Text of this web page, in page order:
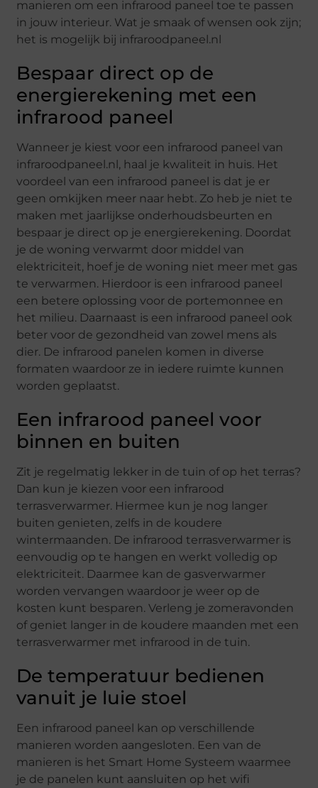
manieren om een infrarood paneel toe te passen
in jouw interieur. Wat je smaak of wensen ook zijn;
het is mogelijk bij infraroodpaneel.nl
Bespaar direct op de
energierekening met een
infrarood paneel
Wanneer je kiest voor een infrarood paneel van
infraroodpaneel.nl, haal je kwaliteit in huis. Het
voordeel van een infrarood paneel is dat je er
geen omkijken meer naar hebt. Zo heb je niet te
maken met jaarlijkse onderhoudsbeurten en
bespaar je direct op je energierekening. Doordat
je de woning verwarmt door middel van
elektriciteit, hoef je de woning niet meer met gas
te verwarmen. Hierdoor is een infrarood paneel
een betere oplossing voor de portemonnee en
het milieu. Daarnaast is een infrarood paneel ook
beter voor de gezondheid van zowel mens als
dier. De infrarood panelen komen in diverse
formaten waardoor ze in iedere ruimte kunnen
worden geplaatst.
Een infrarood paneel voor
binnen en buiten
Zit je regelmatig lekker in de tuin of op het terras?
Dan kun je kiezen voor een infrarood
terrasverwarmer. Hiermee kun je nog langer
buiten genieten, zelfs in de koudere
wintermaanden. De infrarood terrasverwarmer is
eenvoudig op te hangen en werkt volledig op
elektriciteit. Daarmee kan de gasverwarmer
worden vervangen waardoor je weer op de
kosten kunt besparen. Verleng je zomeravonden
of geniet langer in de koudere maanden met een
terrasverwarmer met infrarood in de tuin.
De temperatuur bedienen
vanuit je luie stoel
Een infrarood paneel kan op verschillende
manieren worden aangesloten. Een van de
manieren is het Smart Home Systeem waarmee
je de panelen kunt aansluiten op het wifi